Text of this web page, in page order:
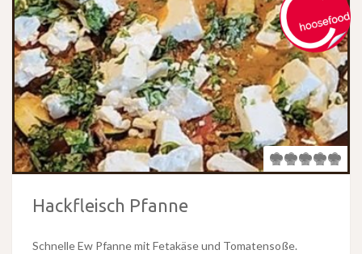
Hackfleisch Pfanne
Schnelle Ew Pfanne mit Fetakäse und Tomatensoße.